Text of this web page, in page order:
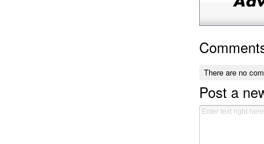
There are no
Post a